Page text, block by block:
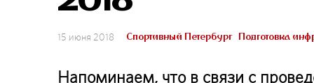
15 июня 2018 Спортивный Петербург Подготовка
Напоминаем, что в связи с